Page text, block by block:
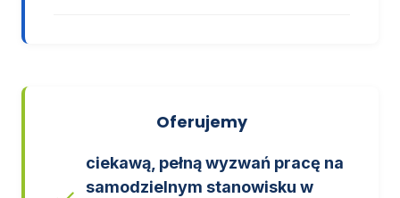
Oferujemy
ciekawą, pełną wyzwań pracę na
samodzielnym stanowisku w